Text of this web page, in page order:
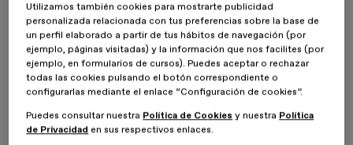
El próximo viernes 7 de JunioESDESIGNestará celebrando la
primera edicióndelBlanc Festival enBilbao. Y por si fuera poco
hemos organizado una serie de actividades Pre-Blanc para los
alumnos inscritos en elOff - ESDESIGN.
Utilizamos también cookies para mostrarte publicidad
personalizada relacionada con tus preferencias sobre la base de
un perfil elaborado a partir de tus hábitos de navegación (por
ejemplo, páginas visitadas) y la información que nos facilites (por
ejemplo, en formularios de cursos). Puedes aceptar o rechazar
todas las cookies pulsando el botón correspondiente o
configurarlas mediante el enlace “Configuración de cookies”.
Puedes consultar nuestra Política de Cookies y nuestra Política
de Privacidad en sus respectivos enlaces.